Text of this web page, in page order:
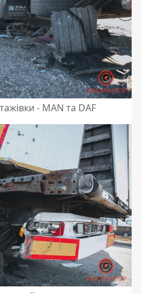
- MAN та DAF